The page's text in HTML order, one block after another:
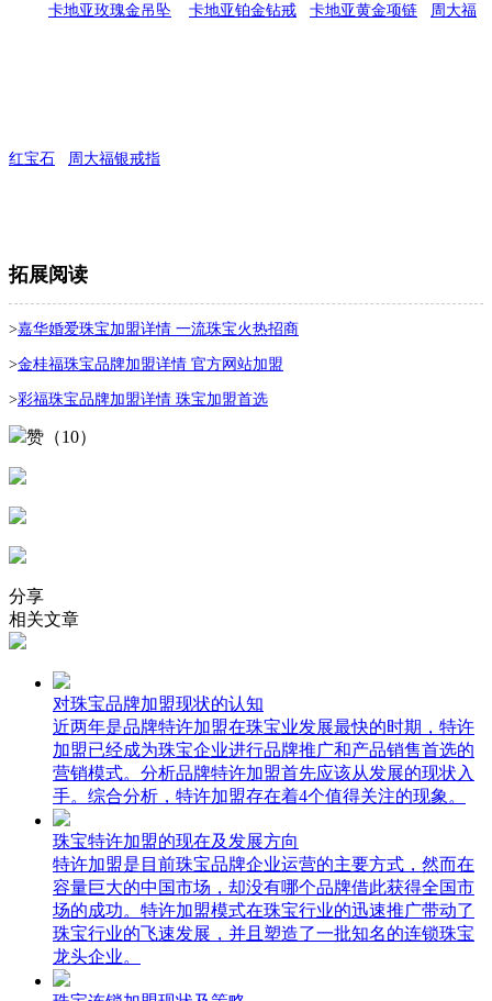
卡地亚玫瑰金吊坠 卡地亚铂金钻戒 卡地亚黄金项链 周大福
红宝石 周大福银戒指
拓展阅读
>嘉华婚爱珠宝加盟详情 一流珠宝火热招商
>金桂福珠宝品牌加盟详情 官方网站加盟
>彩福珠宝品牌加盟详情 珠宝加盟首选
赞（10）
分享
相关文章
对珠宝品牌加盟现状的认知
近两年是品牌特许加盟在珠宝业发展最快的时期，特许
加盟已经成为珠宝企业进行品牌推广和产品销售首选的
营销模式。分析品牌特许加盟首先应该从发展的现状入
手。综合分析，特许加盟存在着4个值得关注的现象。
珠宝特许加盟的现在及发展方向
特许加盟是目前珠宝品牌企业运营的主要方式，然而在
容量巨大的中国市场，却没有哪个品牌借此获得全国市
场的成功。特许加盟模式在珠宝行业的迅速推广带动了
珠宝行业的飞速发展，并且塑造了一批知名的连锁珠宝
龙头企业。